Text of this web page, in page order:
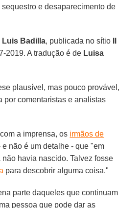
e desaparecimento de
Luis Badilla, publicada no sítio
2019. A tradução é de Luisa
plausível, mas pouco provável,
por comentaristas e analistas
a imprensa, os irmãos de
e não é um detalhe - que "em
não havia nascido. Talvez fosse
para descobrir alguma coisa."
parte daqueles que continuam
pessoa que pode dar as